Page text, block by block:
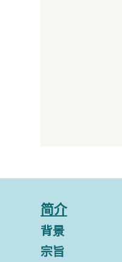
简介
背景
宗旨